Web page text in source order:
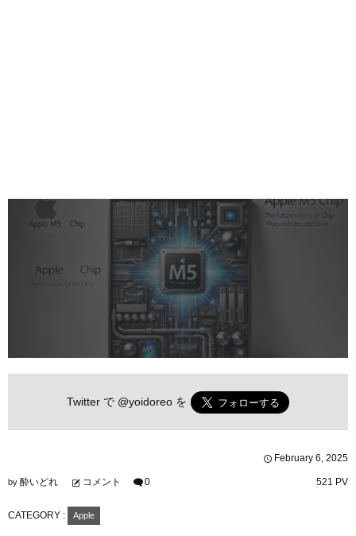
Twitter で @yoidoreo を
February 6, 2025
by 酔いどれ コメント 0 521 PV
CATEGORY : Apple